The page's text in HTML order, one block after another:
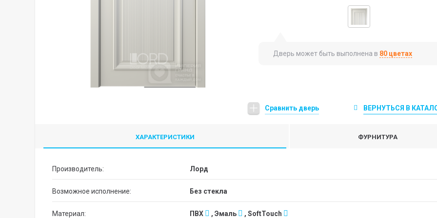
Дверь может быть выполнена в 80 цветах
Сравнить дверь ВЕРНУТЬСЯ В
ХАРАКТЕРИСТИКИ ФУРНИТУРА
Производитель: Лорд
Возможное исполнение: без стекла
Материал: ПВХ , Эмаль , SoftTouch